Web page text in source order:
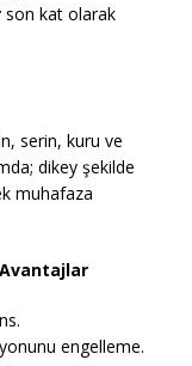
son kat olarak
serin, kuru ve
dikey şekilde
muhafaza
Avantajlar
engelleme.